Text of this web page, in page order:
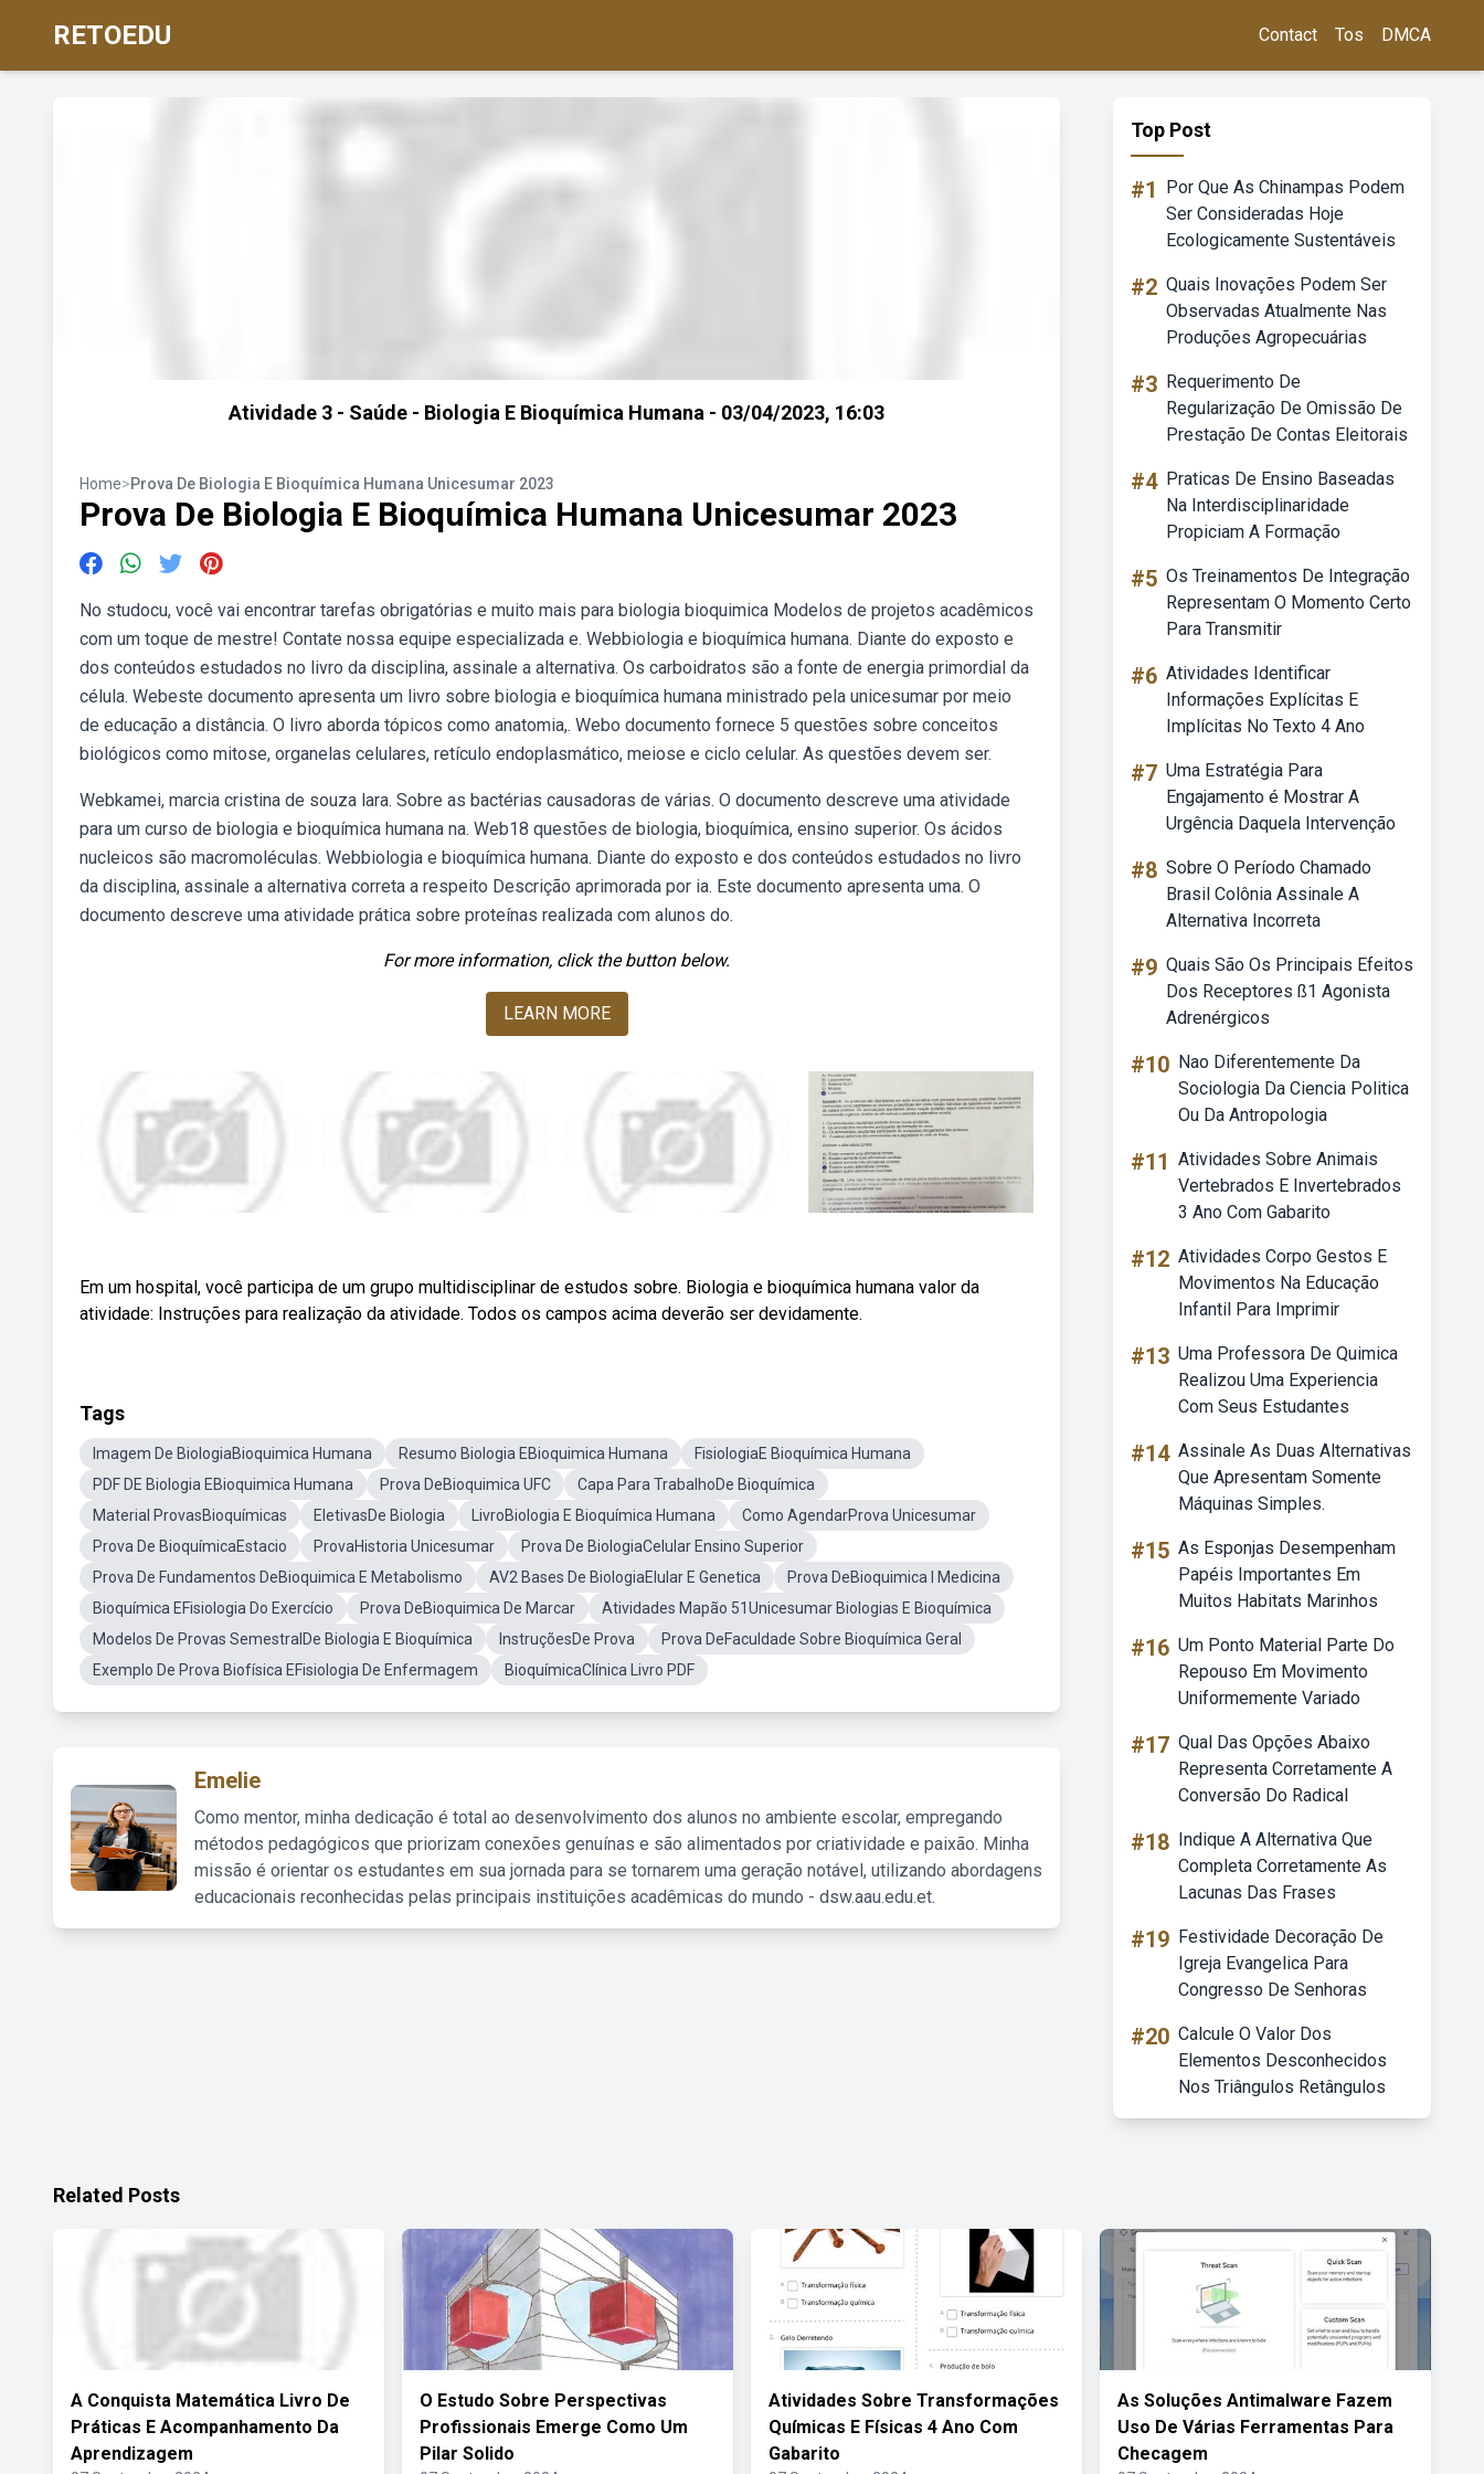
RETOEDU Contact Tos DMCA
Atividade 3 - Saúde - Biologia E Bioquímica Humana - 03/04/2023, 16:03
Home>Prova De Biologia E Bioquímica Humana Unicesumar 2023
Prova De Biologia E Bioquímica Humana Unicesumar 2023
No studocu, você vai encontrar tarefas obrigatórias e muito mais para biologia bioquimica Modelos de projetos acadêmicos
com um toque de mestre! Contate nossa equipe especializada e. Webbiologia e bioquímica humana. Diante do exposto e
dos conteúdos estudados no livro da disciplina, assinale a alternativa. Os carboidratos são a fonte de energia primordial da
célula. Webeste documento apresenta um livro sobre biologia e bioquímica humana ministrado pela unicesumar por meio
de educação a distância. O livro aborda tópicos como anatomia,. Webo documento fornece 5 questões sobre conceitos
biológicos como mitose, organelas celulares, retículo endoplasmático, meiose e ciclo celular. As questões devem ser.
Webkamei, marcia cristina de souza lara. Sobre as bactérias causadoras de várias. O documento descreve uma atividade
para um curso de biologia e bioquímica humana na. Web18 questões de biologia, bioquímica, ensino superior. Os ácidos
nucleicos são macromoléculas. Webbiologia e bioquímica humana. Diante do exposto e dos conteúdos estudados no livro
da disciplina, assinale a alternativa correta a respeito Descrição aprimorada por ia. Este documento apresenta uma. O
documento descreve uma atividade prática sobre proteínas realizada com alunos do.
For more information, click the button below.
LEARN MORE
Em um hospital, você participa de um grupo multidisciplinar de estudos sobre. Biologia e bioquímica humana valor da
atividade: Instruções para realização da atividade. Todos os campos acima deverão ser devidamente.
Tags
Imagem De BiologiaBioquimica Humana Resumo Biologia EBioquimica Humana
FisiologiaE Bioquímica Humana
PDF DE Biologia EBioquimica Humana
Prova DeBioquimica UFC
Capa Para TrabalhoDe Bioquímica
Material ProvasBioquímicas
EletivasDe Biologia LivroBiologia E Bioquímica Humana
Como AgendarProva Unicesumar
Prova De BioquímicaEstacio
ProvaHistoria Unicesumar
Prova De BiologiaCelular Ensino Superior
Prova De Fundamentos DeBioquimica E Metabolismo
AV2 Bases De BiologiaElular E Genetica
Prova DeBioquimica I Medicina
Bioquímica EFisiologia Do Exercício
Prova DeBioquimica De Marcar
Atividades Mapão 51Unicesumar Biologias E Bioquímica
Modelos De Provas SemestralDe Biologia E Bioquímica
InstruçõesDe Prova
Prova DeFaculdade Sobre Bioquímica Geral
Exemplo De Prova Biofísica EFisiologia De Enfermagem
BioquímicaClínica Livro PDF
Emelie
Como mentor, minha dedicação é total ao desenvolvimento dos alunos no ambiente escolar, empregando
métodos pedagógicos que priorizam conexões genuínas e são alimentados por criatividade e paixão. Minha
missão é orientar os estudantes em sua jornada para se tornarem uma geração notável, utilizando abordagens
educacionais reconhecidas pelas principais instituições acadêmicas do mundo - dsw.aau.edu.et.
Top Post
#1
Por Que As Chinampas Podem
Ser Consideradas Hoje
Ecologicamente Sustentáveis
#2 Quais Inovações Podem Ser
Observadas Atualmente Nas
Produções Agropecuárias
#3 Requerimento De
Regularização De Omissão De
Prestação De Contas Eleitorais
#4 Praticas De Ensino Baseadas
Na Interdisciplinaridade
Propiciam A Formação
#5 Os Treinamentos De Integração
Representam O Momento Certo
Para Transmitir
#6 Atividades Identificar
Informações Explícitas E
Implícitas No Texto 4 Ano
#7 Uma Estratégia Para
Engajamento é Mostrar A
Urgência Daquela Intervenção
#8 Sobre O Período Chamado
Brasil Colônia Assinale A
Alternativa Incorreta
#9 Quais São Os Principais Efeitos
Dos Receptores ß1 Agonista
Adrenérgicos
#10 Nao Diferentemente Da
Sociologia Da Ciencia Politica
Ou Da Antropologia
#11 Atividades Sobre Animais
Vertebrados E Invertebrados
3 Ano Com Gabarito
#12 Atividades Corpo Gestos E
Movimentos Na Educação
Infantil Para Imprimir
#13 Uma Professora De Quimica
Realizou Uma Experiencia
Com Seus Estudantes
#14 Assinale As Duas Alternativas
Que Apresentam Somente
Máquinas Simples.
#15 As Esponjas Desempenham
Papéis Importantes Em
Muitos Habitats Marinhos
#16 Um Ponto Material Parte Do
Repouso Em Movimento
Uniformemente Variado
#17 Qual Das Opções Abaixo
Representa Corretamente A
Conversão Do Radical
#18 Indique A Alternativa Que
Completa Corretamente As
Lacunas Das Frases
#19 Festividade Decoração De
Igreja Evangelica Para
Congresso De Senhoras
#20 Calcule O Valor Dos
Elementos Desconhecidos
Nos Triângulos Retângulos
Related Posts
A Conquista Matemática Livro De
Práticas E Acompanhamento Da
Aprendizagem
O Estudo Sobre Perspectivas
Profissionais Emerge Como Um
Pilar Solido
Atividades Sobre Transformações
Químicas E Físicas 4 Ano Com
Gabarito
As Soluções Antimalware Fazem
Uso De Várias Ferramentas Para
Checagem